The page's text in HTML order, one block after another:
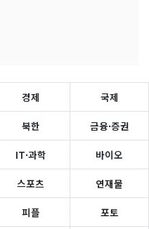
경제 국제
북한 금융·증권
IT·과학 바이오
스포츠 연재물
피플 포토